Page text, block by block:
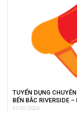
TUYỂN DỤNG
BẾN BẮC RIVERSIDE –
31/07/2026